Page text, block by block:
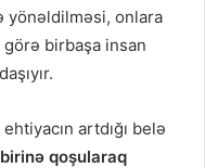
yönəldilməsi, onlara
birbaşa insan
artdığı belə
qoşularaq